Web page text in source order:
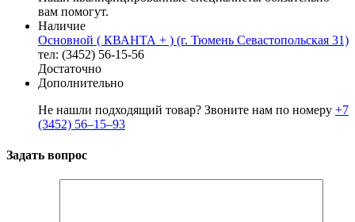
вам помогут.
Наличие
Основной ( КВАНТА + ) (г. Тюмень Севастопольская 31)
тел: (3452) 56-15-56
Достаточно
Дополнительно
Не нашли подходящий товар? Звоните нам по номеру +7
(3452) 56‒15‒93
Задать вопрос